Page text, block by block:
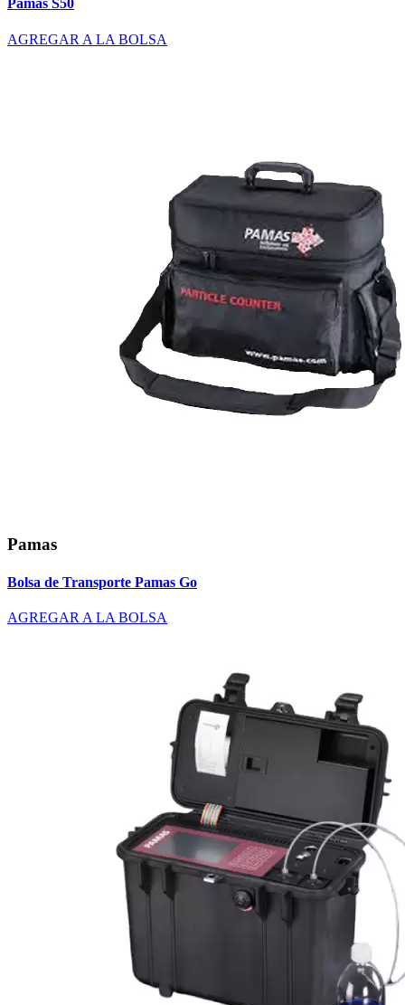
Pamas S50
AGREGAR A LA BOLSA
Pamas
Bolsa de Transporte Pamas Go
AGREGAR A LA BOLSA